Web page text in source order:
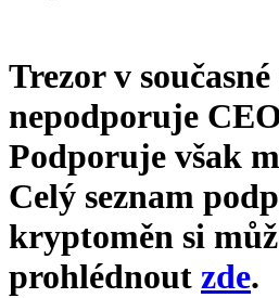
Trezor v
nepodporuje
Podporuje však
Celý seznam
kryptoměn si
prohlédnout zde.